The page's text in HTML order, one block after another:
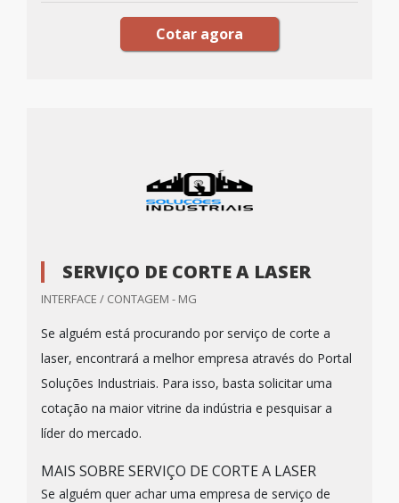
Cotar agora
SERVIÇO DE CORTE A LASER
INTERFACE / CONTAGEM - MG
Se alguém está procurando por serviço de corte a
laser, encontrará a melhor empresa através do Portal
Soluções Industriais. Para isso, basta solicitar uma
cotação na maior vitrine da indústria e pesquisar a
líder do mercado.
MAIS SOBRE SERVIÇO DE CORTE A LASER
Se alguém quer achar uma empresa de serviço de